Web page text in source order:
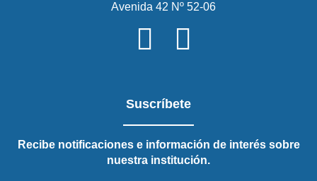
Avenida 42 Nº 52-06
Suscríbete
Recibe notificaciones e información de interés sobre
nuestra institución.